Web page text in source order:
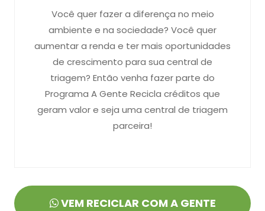
Você quer fazer a diferença no meio
ambiente e na sociedade? Você quer
aumentar a renda e ter mais oportunidades
de crescimento para sua central de
triagem? Então venha fazer parte do
Programa A Gente Recicla créditos que
geram valor e seja uma central de triagem
parceira!
VEM RECICLAR COM A GENTE